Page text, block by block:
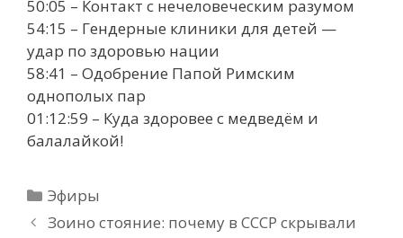
50:05 – Контакт с нечеловеческим разумом
54:15 – Гендерные клиники для детей —
удар по здоровью нации
58:41 – Одобрение Папой Римским
однополых пар
01:12:59 – Куда здоровее с медведём и
балалайкой!
Рубрики
Эфиры
Зоино стояние: почему в СССР скрывали